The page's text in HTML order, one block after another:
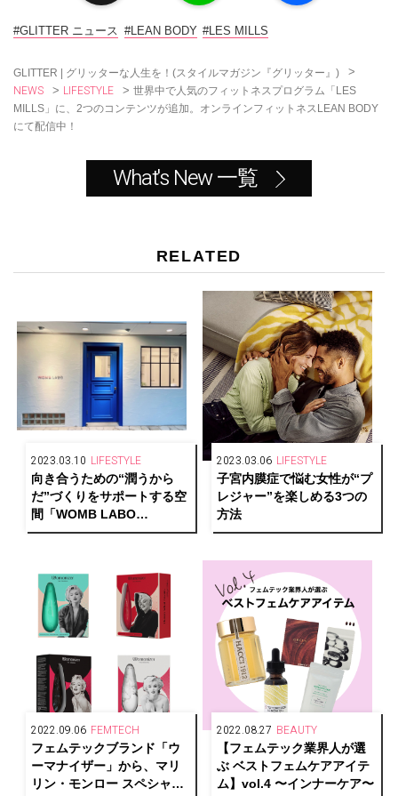
#GLITTER ニュース #LEAN BODY #LES MILLS
GLITTER | グリッターな人生を！(スタイルマガジン『グリッター』) >
NEWS > LIFESTYLE > 世界中で人気のフィットネスプログラム「LES
MILLS」に、2つのコンテンツが追加。オンラインフィットネスLEAN BODY
にて配信中！
What's New 一覧
RELATED
2023.03.10 LIFESTYLE
向き合うための“潤うから
だ”づくりをサポートする空
間「WOMB LABO
Daikanyama」がオープン
2023.03.06 LIFESTYLE
子宮内膜症で悩む女性が“プ
レジャー”を楽しめる3つの
方法
2022.09.06 FEMTECH
フェムテックブランド「ウ
ーマナイザー」から、マリ
リン・モンロー スペシャル
2022.08.27 BEAUTY
【フェムテック業界人が選
ぶ ベストフェムケアアイテ
ム】vol.4 〜インナーケア〜